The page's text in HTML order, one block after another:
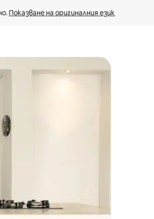
Показване на оригиналния език
навигирайте с докосване или плъзгане.